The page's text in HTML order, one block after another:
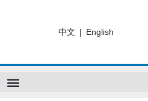
中文 | English